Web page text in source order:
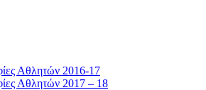
Αθλητών 2016-17
Αθλητών 2017 – 18